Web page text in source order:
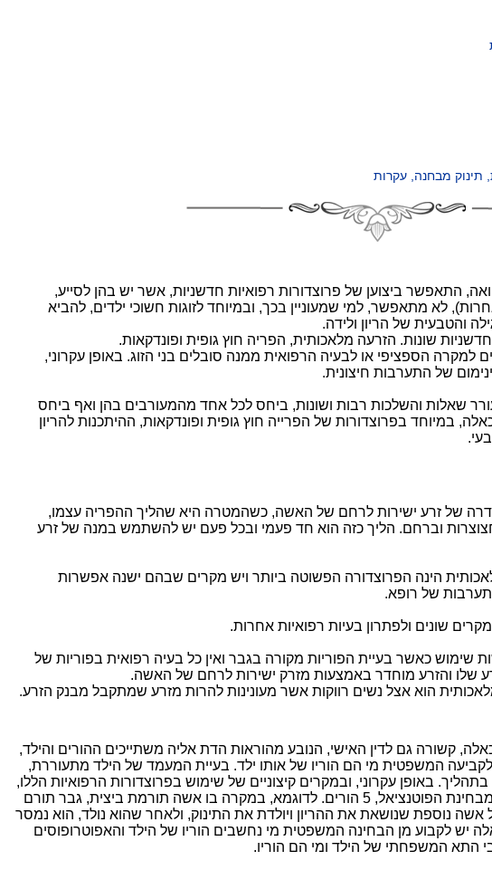
תינוק מבחנה, עקרות
התאפשר ביצוען של פרוצדורות רפואיות חדשניות, אשר יש בהן לסייע,
לא מתאפשר, למי שמעוניין בכך, ובמיוחד לזוגות חשוכי ילדים, להביא
והטבעית של הריון ולידה.
שונות. הזרעה מלאכותית, הפריה חוץ גופית ופונדקאות.
הספציפי או לבעיה הרפואית ממנה סובלים בני הזוג. באופן עקרוני,
של התערבות חיצונית.
שאלות והשלכות רבות ושונות, ביחס לכל אחד מהמעורבים בהן ואף ביחס
במיוחד בפרוצדורות של הפרייה חוץ גופית ופונדקאות, ההיתכנות להריון
של זרע ישירות לרחם של האשה, כשהמטרה היא שהליך ההפריה עצמו,
וברחם. הליך כזה הוא חד פעמי ובכל פעם יש להשתמש במנה של זרע
הינה הפרוצדורה הפשוטה ביותר ויש מקרים שבהם ישנה אפשרות
של רופא.
שונים ולפתרון בעיות רפואיות אחרות.
שימוש כאשר בעיית הפוריות מקורה בגבר ואין כל בעיה רפואית בפוריות של
שלו והזרע מוחדר באמצעות מזרק ישירות לרחם של האשה.
הוא אצל נשים רווקות אשר מעונינות להרות מזרע שמתקבל מבנק הזרע.
קשורה גם לדין האישי, הנובע מהוראות הדת אליה משתייכים ההורים והילד,
לקביעה המשפטית מי הם הוריו של אותו ילד. בעיית המעמד של הילד מתעוררת,
באופן עקרוני, ובמקרים קיצוניים של שימוש בפרוצדורות הרפואיות הללו,
יכול להיווצר מצב בו לילד אחד, יש, לפחות מבחינת הפוטנציאל, 5 הורים. לדוגמא, במקרה בו אשה תורמת ביצית, גבר תורם
נוספת שנושאת את ההריון ויולדת את התינוק, ולאחר שהוא נולד, הוא נמסר
יש לקבוע מן הבחינה המשפטית מי נחשבים הוריו של הילד והאפוטרופוסים
התא המשפחתי של הילד ומי הם הוריו.